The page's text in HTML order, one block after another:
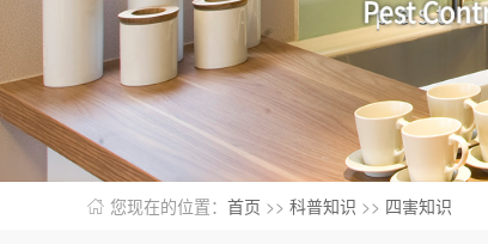
您现在的位置： 首页 >> 科普知识 >> 四害知识